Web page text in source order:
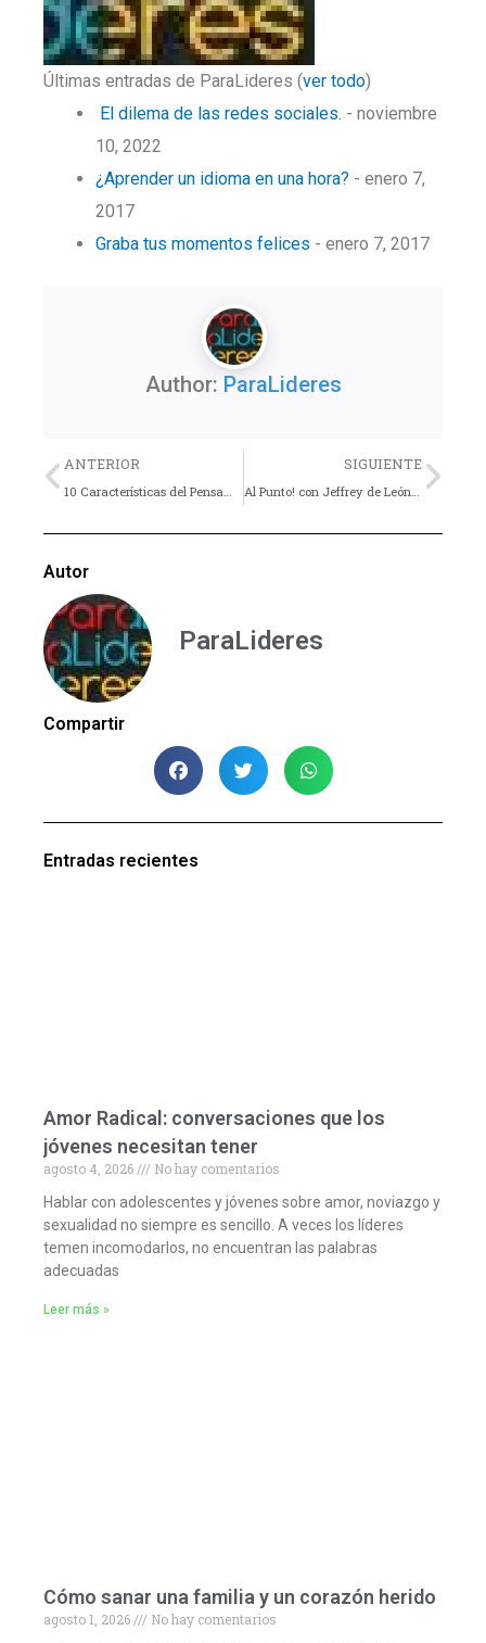
Últimas entradas de ParaLideres (ver todo)
El dilema de las redes sociales. - noviembre
10, 2022
¿Aprender un idioma en una hora? - enero 7,
2017
Graba tus momentos felices - enero 7, 2017
Author: ParaLideres
Previo
ANTERIOR
10 Características del Pensamiento Adolescente
SIGUIENTE
Al Punto! con Jeffrey de León – La prueba de amor
Autor
ParaLideres
Compartir
Entradas recientes
Amor Radical: conversaciones que los
jóvenes necesitan tener
agosto 4, 2026
No hay comentarios
Hablar con adolescentes y jóvenes sobre amor, noviazgo y
sexualidad no siempre es sencillo. A veces los líderes
temen incomodarlos, no encuentran las palabras
adecuadas
Leer más »
Cómo sanar una familia y un corazón herido
agosto 1, 2026
No hay comentarios